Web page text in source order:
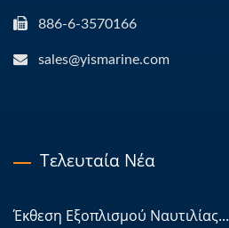
886-6-3570166
sales@yismarine.com
Τελευταία Νέα
Έκθεση Εξοπλισμού Ναυτιλίας...